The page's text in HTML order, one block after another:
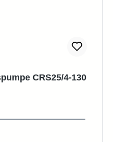
CRS25/4-130